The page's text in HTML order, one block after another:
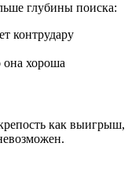
глубины поиска:
контрудару
она хороша
как выигрыш,